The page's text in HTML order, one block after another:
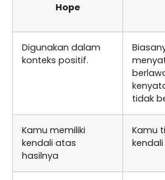
Hope
Digunakan dalam
konteks positif.
tidak
Kamu memiliki
kendali atas
hasilnya
Kamu